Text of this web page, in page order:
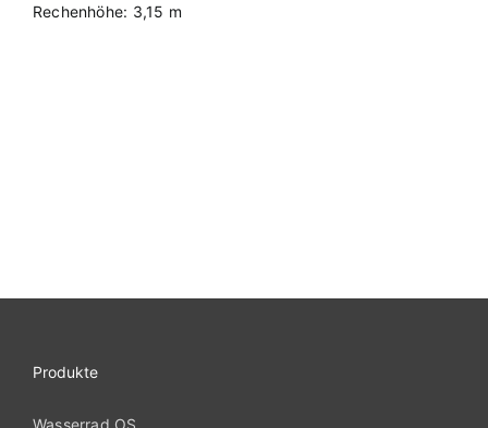
Rechenhöhe: 3,15 m
Produkte
Wasserrad OS